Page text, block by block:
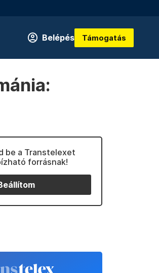
Belépés Támogatás
be a Transtelexet
forrásnak!